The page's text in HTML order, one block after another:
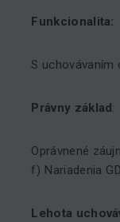
Funkcionalita:
S uchovávaním
Právny základ :
Oprávnené
f) Nariadenia
Lehota